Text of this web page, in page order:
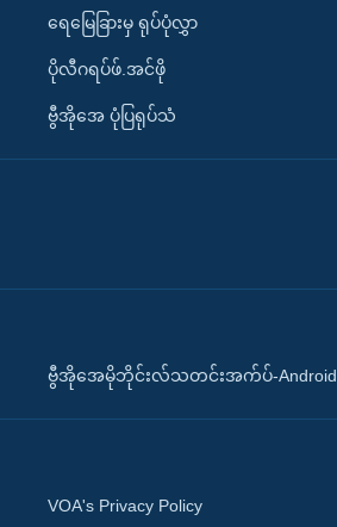
ရေမြေခြားမှ ရုပ်ပုံလွှာ
ပိုလီဂရပ်ဖ်.အင်ဖို
ဗွီအိုအေ ပုံပြရုပ်သံ
ဗွီအိုအေမိုဘိုင်းလ်သတင်းအက်ပ်-Android
VOA's Privacy Policy